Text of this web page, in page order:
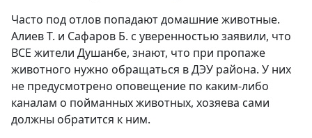
Часто под отлов попадают домашние животные.
Алиев Т. и Сафаров Б. с уверенностью заявили, что
ВСЕ жители Душанбе, знают, что при пропаже
животного нужно обращаться в ДЭУ района. У них
не предусмотрено оповещение по каким-либо
каналам о пойманных животных, хозяева сами
должны обратится к ним.